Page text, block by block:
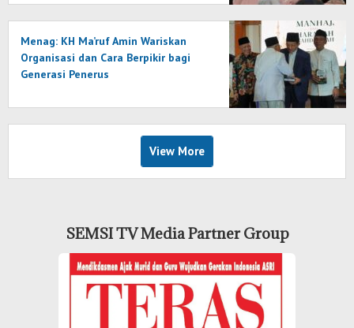
Menag: KH Ma’ruf Amin Wariskan
Organisasi dan Cara Berpikir bagi
Generasi Penerus
View More
SEMSI TV Media Partner Group